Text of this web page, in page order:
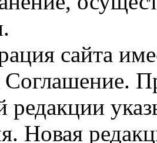
сайта
Соглашение.
редакции
Новая